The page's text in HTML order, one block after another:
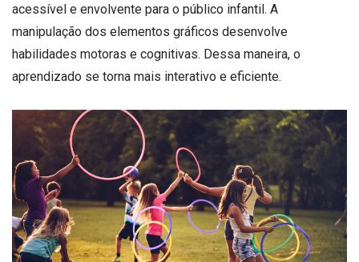
acessível e envolvente para o público infantil. A
manipulação dos elementos gráficos desenvolve
habilidades motoras e cognitivas. Dessa maneira, o
aprendizado se torna mais interativo e eficiente.